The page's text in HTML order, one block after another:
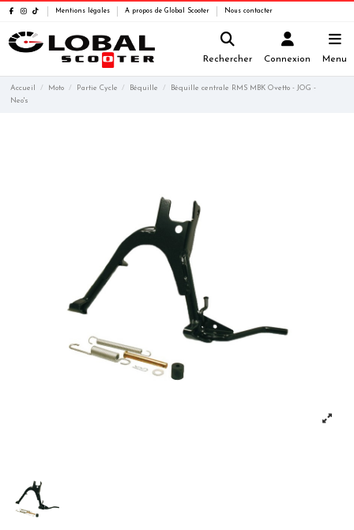
Mentions légales A propos de Global Scooter Nous contacter
Rechercher Connexion Menu
Accueil Moto Partie Cycle Béquille
Béquille centrale RMS MBK Ovetto - JOG -
Neo's